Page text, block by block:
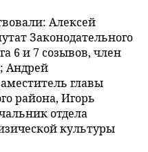
Алексей
Законодательного
6 и 7 созывов, член
Андрей
главы
района, Игорь
отдела
культуры